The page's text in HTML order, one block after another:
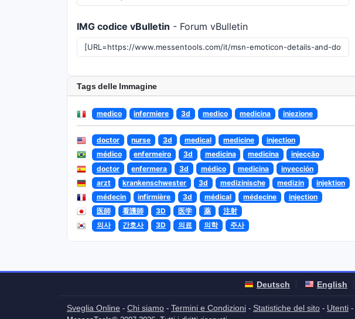
IMG codice vBulletin - Forum vBulletin
Tags delle Immagine
medico infermiere 3d medico medicina iniezione
doctor nurse 3d medical medicine
injection
médico
enfermeiro 3d medicina medicina
injecção
doctor
enfermera 3d médico medicina
inyección
arzt
krankenschwester 3d medizinische medizin
injektion
médecin
infirmière 3d médical médecine
injection
医師
看護師 3D 医学 薬
注射
의사
간호사 3D 의료 의학 주사
Deutsch English
Sveglia Online - Chi siamo - Termini e Condizioni - Statistiche del sito - Utenti -